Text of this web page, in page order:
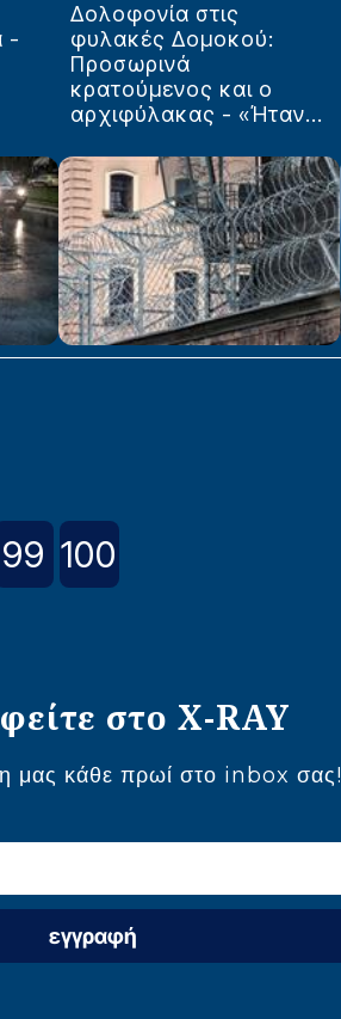
-
Δολοφονία στις
φυλακές Δομοκού:
Προσωρινά
κρατούμενος και ο
αρχιφύλακας - «Ήταν...
99 100
στο X-RAY
μας κάθε πρωί στο inbox σας!
εγγραφή